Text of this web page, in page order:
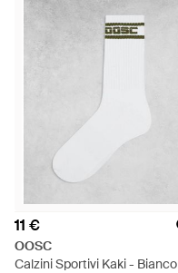
11 €
OOSC
Calzini Sportivi Kaki - Bianco